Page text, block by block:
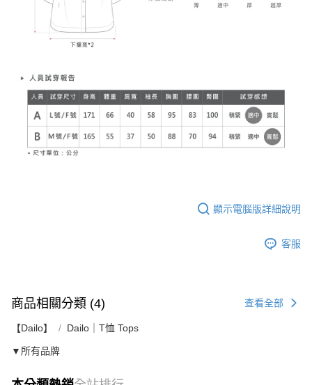
顯示電腦版詳細說明
客服
商品相關分類 (4) 查看全部
【Dailo】 Dailo｜T恤 Tops
▼所有品牌